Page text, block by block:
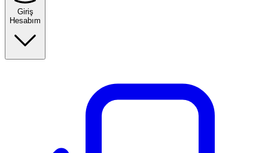
Giriş
Hesabım